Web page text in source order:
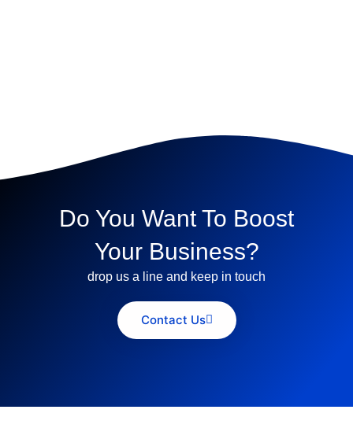
Do You Want To Boost
Your Business?
drop us a line and keep in touch
Contact Us